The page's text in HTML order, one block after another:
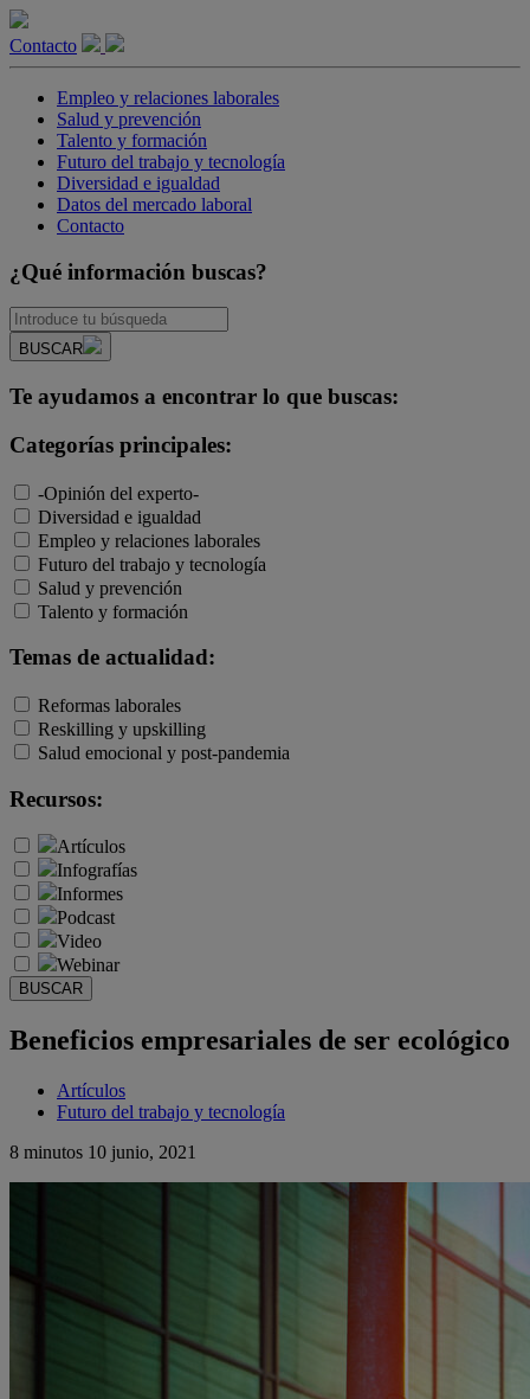
Contacto
Empleo y relaciones laborales
Salud y prevención
Talento y formación
Futuro del trabajo y tecnología
Diversidad e igualdad
Datos del mercado laboral
Contacto
¿Qué información buscas?
BUSCAR
Te ayudamos a encontrar lo que buscas:
Categorías principales:
-Opinión del experto-
Diversidad e igualdad
Empleo y relaciones laborales
Futuro del trabajo y tecnología
Salud y prevención
Talento y formación
Temas de actualidad:
Reformas laborales
Reskilling y upskilling
Salud emocional y post-pandemia
Recursos:
Artículos
Infografías
Informes
Podcast
Video
Webinar
BUSCAR
Beneficios empresariales de ser ecológico
Artículos
Futuro del trabajo y tecnología
8 minutos 10 junio, 2021